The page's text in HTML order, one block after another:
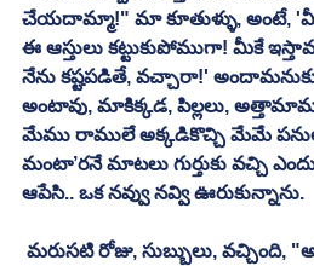
చేయదామ్మా!" మా కూతుళ్ళు, అంటే,
ఈ ఆస్తులు కట్టుకుపోముగా! మీకే
నేను కష్టపడితే, వచ్చారా!'
అంటావు, మాకిక్కడ, పిల్లలు,
మేము రాములే అక్కడికొచ్చి మేమే
మంటా’రనే మాటలు గుర్తుకు వచ్చి
ఆపేసి.. ఒక నవ్వు నవ్వి ఊరుకున్నాను.
మరుసటి రోజు, సుబ్బులు, వచ్చింది,